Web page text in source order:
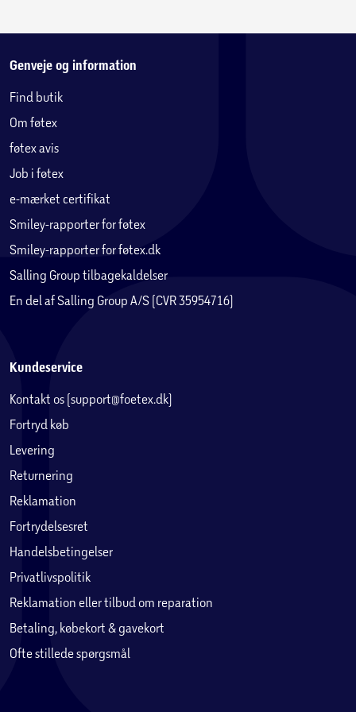
Genveje og information
Find butik
Om føtex
føtex avis
Job i føtex
e-mærket certifikat
Smiley-rapporter for føtex
Smiley-rapporter for føtex.dk
Salling Group tilbagekaldelser
En del af Salling Group A/S (CVR 35954716)
Kundeservice
Kontakt os (support@foetex.dk)
Fortryd køb
Levering
Returnering
Reklamation
Fortrydelsesret
Handelsbetingelser
Privatlivspolitik
Reklamation eller tilbud om reparation
Betaling, købekort & gavekort
Ofte stillede spørgsmål